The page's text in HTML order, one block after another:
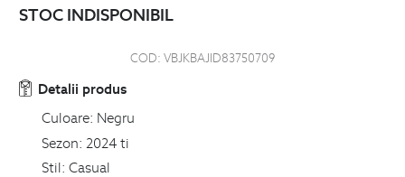
STOC INDISPONIBIL
COD: VBJKBAJID83750709
Detalii produs
Culoare: Negru
Sezon: 2024 ti
Stil: Casual